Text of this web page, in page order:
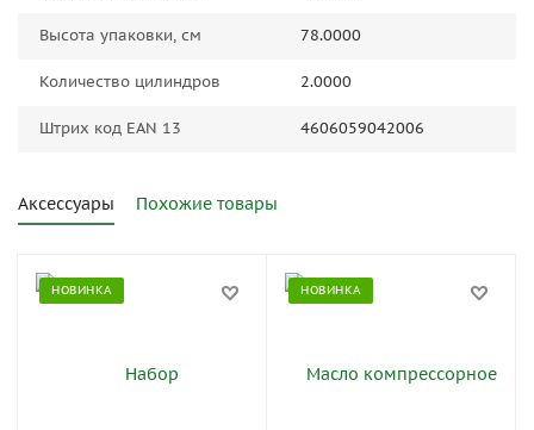
Высота упаковки, см 78.0000
Количество цилиндров 2.0000
Штрих код EAN 13 4606059042006
Аксессуары Похожие товары
НОВИНКА НОВИНКА